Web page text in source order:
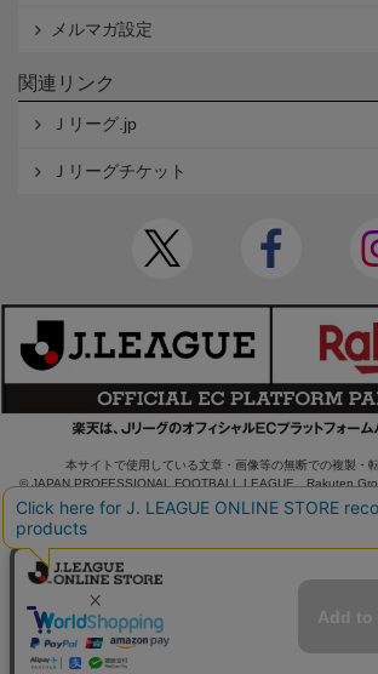
メルマガ設定
関連リンク
Ｊリーグ.jp
Ｊリーグチケット
本サイトで使用している文章・画像等の無断での複製・
© JAPAN PROFESSIONAL FOOTBALL LEAGUE Rakuten
SERVED.